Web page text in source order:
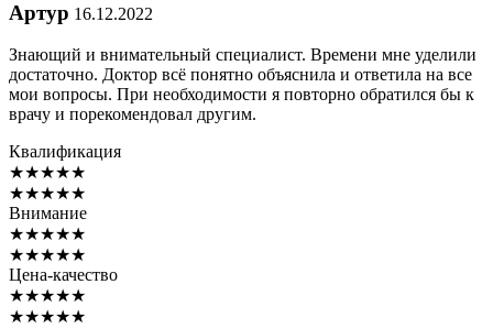
Артур 16.12.2022
Знающий и внимательный специалист. Времени мне уделили
достаточно. Доктор всё понятно объяснила и ответила на все
мои вопросы. При необходимости я повторно обратился бы к
врачу и порекомендовал другим.
Квалификация
★★★★★
★★★★★
Внимание
★★★★★
★★★★★
Цена-качество
★★★★★
★★★★★